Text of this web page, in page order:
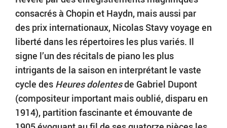
consacrés à Chopin et Haydn, mais aussi par
des prix internationaux, Nicolas Stavy voyage en
liberté dans les répertoires les plus variés. Il
signe l’un des récitals de piano les plus
intrigants de la saison en interprétant le vaste
cycle des Heures dolentesde Gabriel Dupont
(compositeur important mais oublié, disparu en
1914), partition fascinante et émouvante de